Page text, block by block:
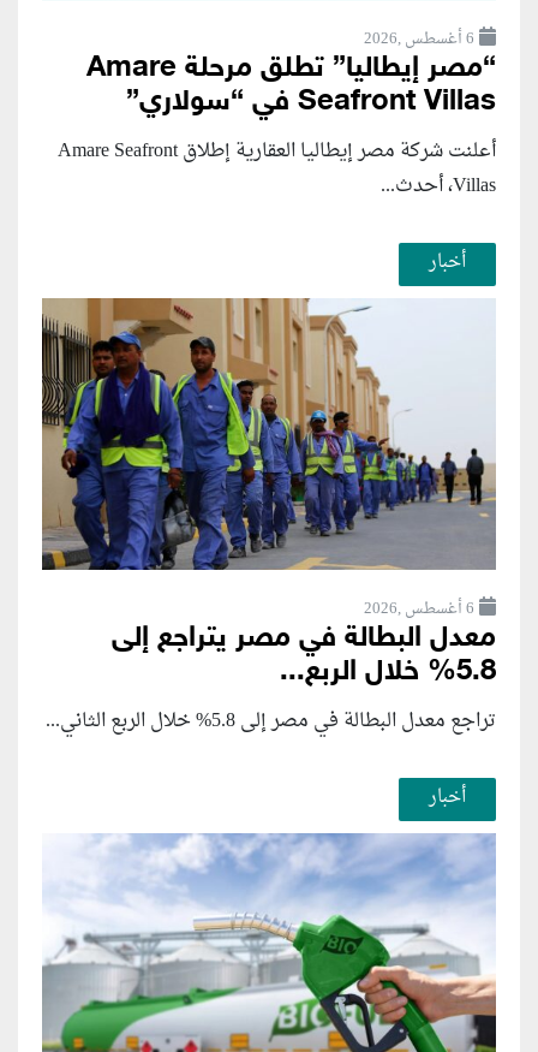
6 أغسطس ,2026
“مصر إيطاليا” تطلق مرحلة Amare
Seafront Villas في “سولاري”
أعلنت شركة مصر إيطاليا العقارية إطلاق Amare Seafront
Villas، أحدث...
أخبار
6 أغسطس ,2026
معدل البطالة في مصر يتراجع إلى
5.8% خلال الربع...
تراجع معدل البطالة في مصر إلى 5.8% خلال الربع الثاني...
أخبار